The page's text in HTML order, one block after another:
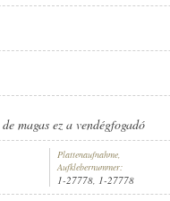
magas ez a vendégfogadó
Plattenaufnahme,
Aufklebernummer:
1-27778, 1-27778